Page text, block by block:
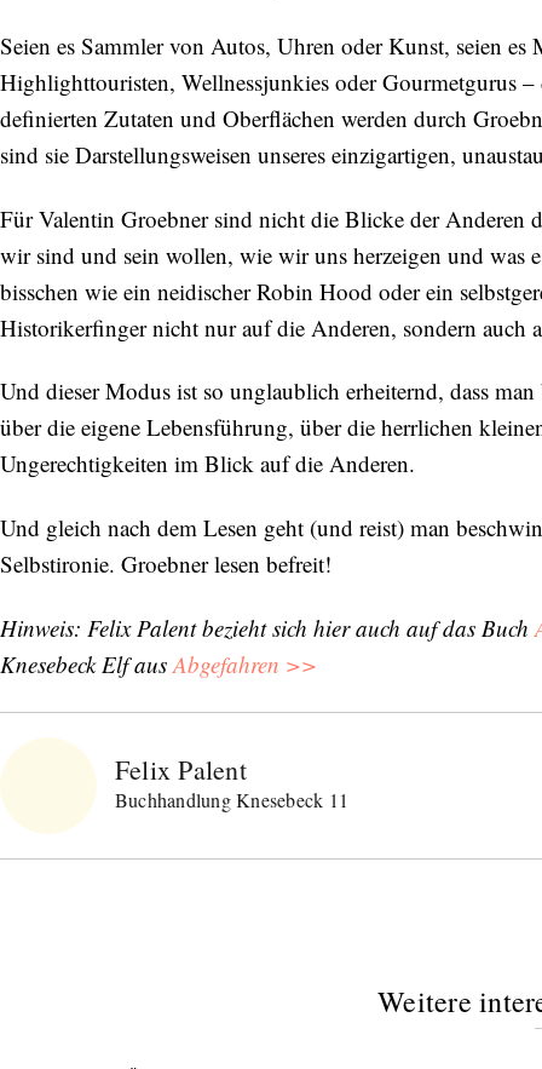
Seien es Sammler von Autos, Uhren oder Kunst, seien es
Highlighttouristen, Wellnessjunkies oder Gourmetgurus
definierten Zutaten und Oberflächen werden durch
sind sie Darstellungsweisen unseres einzigartigen,
Für Valentin Groebner sind nicht die Blicke der Anderen
wir sind und sein wollen, wie wir uns herzeigen und was
bisschen wie ein neidischer Robin Hood oder ein
Historikerfinger nicht nur auf die Anderen, sondern auch
Und dieser Modus ist so unglaublich erheiternd, dass
über die eigene Lebensführung, über die herrlichen
Ungerechtigkeiten im Blick auf die Anderen.
Und gleich nach dem Lesen geht (und reist) man
Selbstironie. Groebner lesen befreit!
Hinweis: Felix Palent bezieht sich hier auch auf das Buch
Knesebeck Elf ausAbgefahren >>
Felix Palent
Buchhandlung Knesebeck 11
Weitere